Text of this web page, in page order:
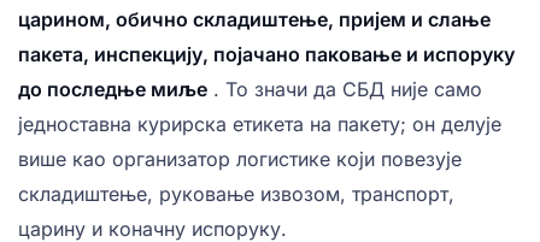
царином, обично складиштење, пријем и слање
пакета, инспекцију, појачано паковање и испоруку
до последње миље . То значи да СБД није само
једноставна курирска етикета на пакету; он делује
више као организатор логистике који повезује
складиштење, руковање извозом, транспорт,
царину и коначну испоруку.